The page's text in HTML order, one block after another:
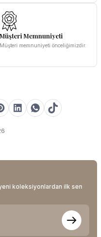
Müşteri Memnuniyeti
Müşteri memnuniyeti önceliğimizdir.
koleksiyonlardan ilk sen